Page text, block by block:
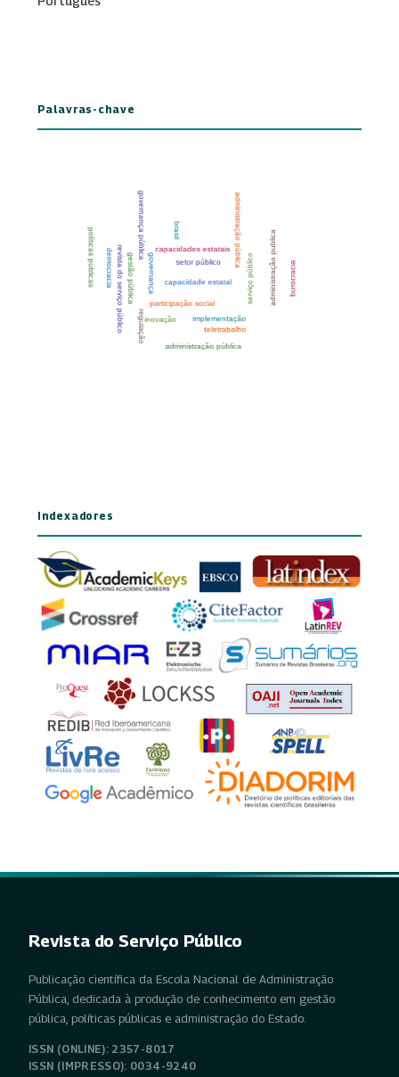
Palavras-chave
Indexadores
Revista do Serviço Público
Publicação científica da Escola Nacional de Administração
Pública, dedicada à produção de conhecimento em gestão
pública, políticas públicas e administração do Estado.
ISSN (ONLINE): 2357-8017
ISSN (IMPRESSO): 0034-9240